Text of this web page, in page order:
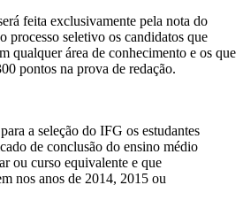
feita exclusivamente pela nota do
processo seletivo os candidatos que
qualquer área de conhecimento e os que
pontos na prova de redação.
a seleção do IFG os estudantes
de conclusão do ensino médio
ou curso equivalente e que
nos anos de 2014, 2015 ou